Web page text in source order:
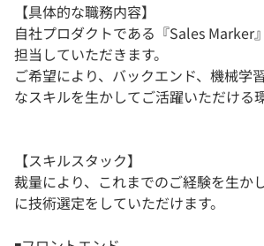
【具体的な職務内容】
自社プロダクトである『Sales Marker
担当していただきます。
ご希望により、バックエンド、機械学
なスキルを生かしてご活躍いただける
【スキルスタック】
裁量により、これまでのご経験を生か
に技術選定をしていただけます。